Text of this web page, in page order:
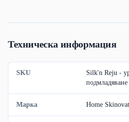
Техническа информация
SKU
Silk'n Reju -
Марка Home